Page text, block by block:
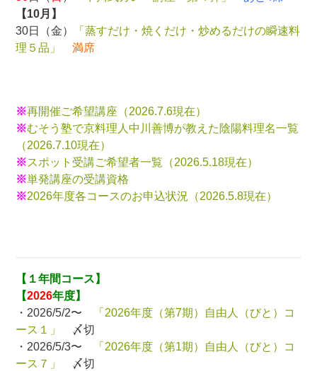
【10月】
30日（金）
「蒸すだけ・焼くだけ・炒めるだけの瞬速料
理５品」
満席
※再開催ご希望講座（2026.7.6現在）
※むそう塾で京料理人中川善博が教えた陰陽料理名一覧
（2026.7.10現在）
※スポット受講ご希望者一覧（2026.5.18現在）
※単発講座の受講資格
※2026年度各コースのお申込状況（2026.5.8現在）
【１年間コース】
【2026年度】
・2026/5/2〜
「2026年度（第7期）自由人（びと）コ
ース１」
〆切
・2026/5/3〜
「2026年度（第1期）自由人（びと）コ
ース７」
〆切